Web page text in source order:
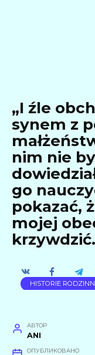
„I źle
synem z
nim nie
go
pokazać,
mojej
HISTORIE
АВТОР
ANI
ОПУБЛИКОВАНО